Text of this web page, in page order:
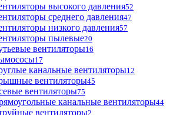
высокого давления52
среднего давления47
низкого давления57
пылевые20
вентиляторы16
17
канальные вентиляторы12
вентиляторы45
вентиляторы75
канальные вентиляторы44
вентиляторы2